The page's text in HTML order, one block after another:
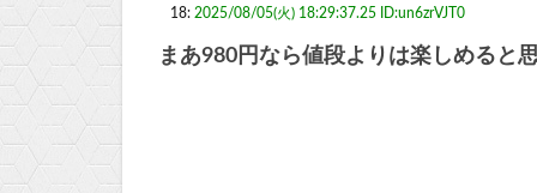
18: 2025/08/05(火) 18:29:37.25 ID:un6zrVJT0
まあ980円なら値段よりは楽しめると